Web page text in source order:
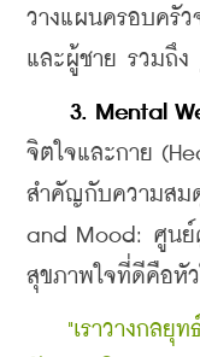
วางแผนครอบครั
และผู้ชาย รวมถึง
3. Mental
จิตใจและกาย
สำคัญกับความสม
and Mood: ศูนย์
สุขภาพใจที่ดีคือหั
"เราวางกลยุท